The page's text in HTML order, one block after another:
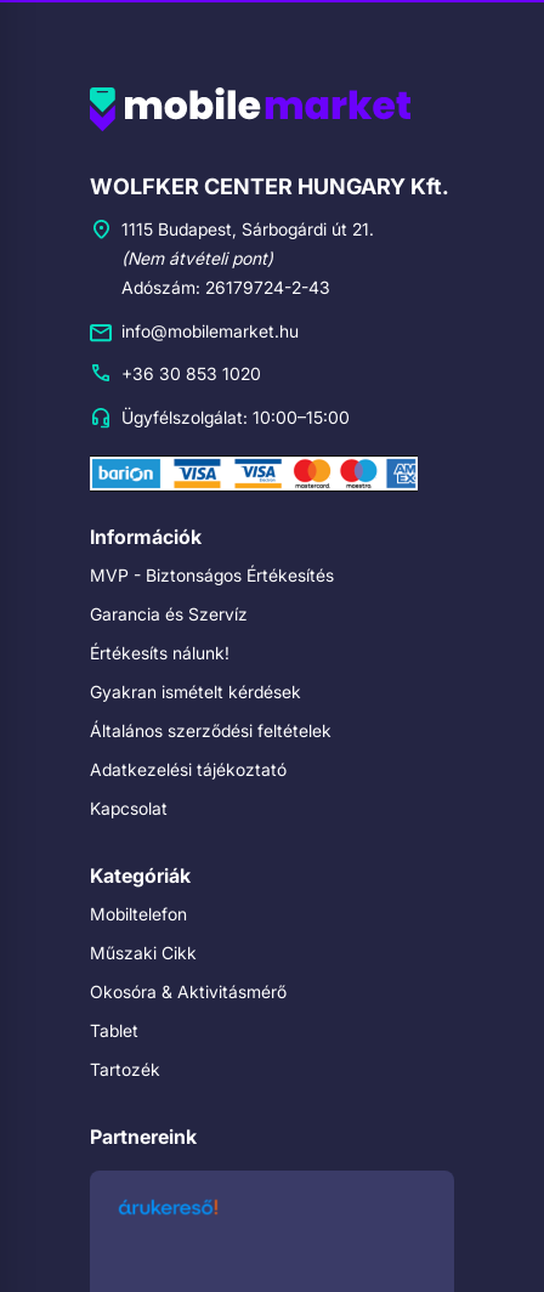
Cégadatok
WOLFKER CENTER HUNGARY Kft.
1115 Budapest, Sárbogárdi út 21.
(Nem átvételi pont)
Adószám: 26179724-2-43
info@mobilemarket.hu
+36 30 853 1020
Ügyfélszolgálat: 10:00–15:00
Információk
MVP - Biztonságos Értékesítés
Garancia és Szervíz
Értékesíts nálunk!
Gyakran ismételt kérdések
Általános szerződési feltételek
Adatkezelési tájékoztató
Kapcsolat
Kategóriák
Mobiltelefon
Műszaki Cikk
Okosóra & Aktivitásmérő
Tablet
Tartozék
Partnereink